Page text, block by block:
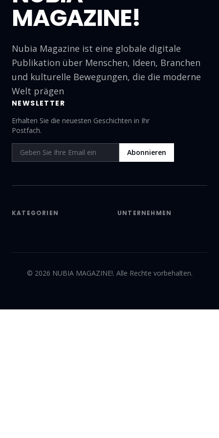
MAGAZINE!
Nubia Magazine ist eine globale digitale
Publikation über Menschen, Ideen, Branchen
und kulturelle Bewegungen, die die moderne
Welt prägen
NEWSLETTER
Erhalten Sie die neuesten Geschichten in Ihr
Postfach.
Abonnieren
KATEGORIEN UNTERNEHMEN
© 2026 NUBIA MAGAZINE!. Alle Rechte vorbehalten.